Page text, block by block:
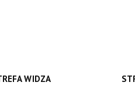
WIDZA